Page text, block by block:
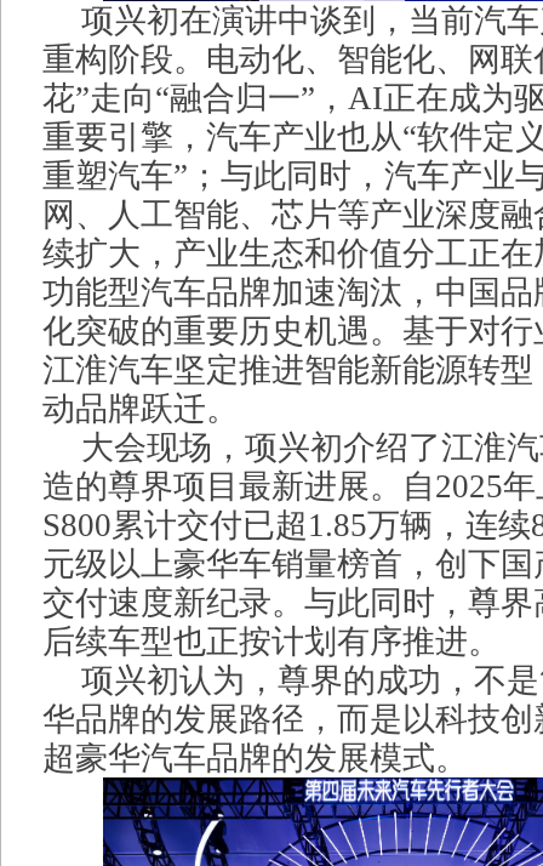
项兴初在演讲中谈到，当前汽
重构阶段。电动化、智能化、网联
花”走向“融合归一”，AI正在成为
重要引擎，汽车产业也从“软件定
重塑汽车”；与此同时，汽车产业
网、人工智能、芯片等产业深度
续扩大，产业生态和价值分工正
功能型汽车品牌加速淘汰，中国
化突破的重要历史机遇。基于对
江淮汽车坚定推进智能新能源转
动品牌跃迁。
大会现场，项兴初介绍了江淮
造的尊界项目最新进展。自2025
S800累计交付已超1.85万辆，连
元级以上豪华车销量榜首，创下
交付速度新纪录。与此同时，尊
后续车型也正按计划有序推进。
项兴初认为，尊界的成功，不
华品牌的发展路径，而是以科技
超豪华汽车品牌的发展模式。